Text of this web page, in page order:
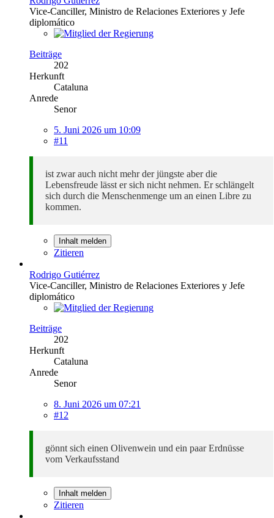
Vice-Canciller, Ministro de Relaciones Exteriores y Jefe
diplomático
Beiträge
202
Herkunft
Cataluna
Anrede
Senor
5. Juni 2026 um 10:09
#11
ist zwar auch nicht mehr der jüngste aber die
Lebensfreude lässt er sich nicht nehmen. Er schlängelt
sich durch die Menschenmenge um an einen Libre zu
kommen.
Inhalt melden
Zitieren
Rodrigo Gutiérrez
Vice-Canciller, Ministro de Relaciones Exteriores y Jefe
diplomático
Beiträge
202
Herkunft
Cataluna
Anrede
Senor
8. Juni 2026 um 07:21
#12
gönnt sich einen Olivenwein und ein paar Erdnüsse
vom Verkaufsstand
Inhalt melden
Zitieren